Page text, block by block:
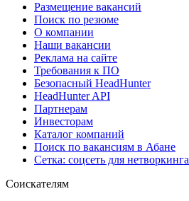
Размещение вакансий
Поиск по резюме
О компании
Наши вакансии
Реклама на сайте
Требования к ПО
Безопасный HeadHunter
HeadHunter API
Партнерам
Инвесторам
Каталог компаний
Поиск по вакансиям в Абане
Сетка: соцсеть для нетворкинга
Соискателям